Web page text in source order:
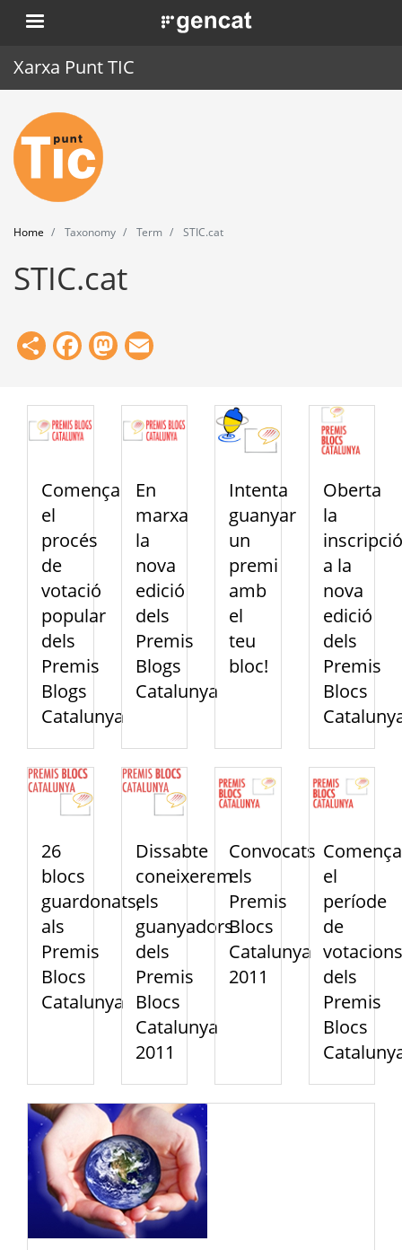
Skip
to
. Obre en una nova finestra.
Xarxa Punt TIC
Home
Punt TIC
News
Events
Training
Tools
Home Taxonomy Term STIC.cat
STIC.cat
ShareFacebook
Mastodon
Comença
el
procés
de
votació
popular
dels
Premis
Blogs
Catalunya
En
marxa
la
nova
edició
dels
Premis
Blogs
Catalunya
Intenta
guanyar
un
premi
amb
el
teu
bloc!
Oberta
la
inscripció
a la
nova
edició
dels
Premis
Blocs
26
blocs
guardonats,
als
Premis
Blocs
Catalunya
Dissabte
coneixerem
els
guanyadors
dels
Premis
Blocs
Catalunya
2011
Convocats
els
Premis
Blocs
Catalunya
2011
Comença
el
període
de
votacions
dels
Premis
Blocs